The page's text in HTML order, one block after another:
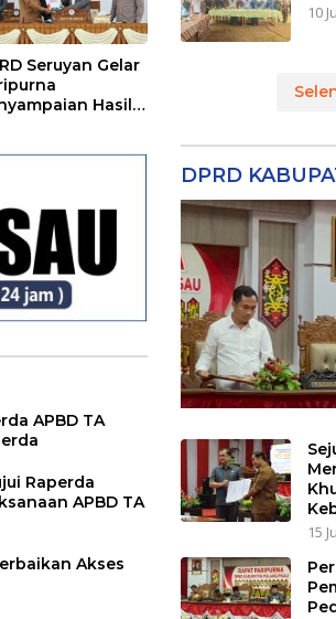
Seruyan Gelar
Hasil
APBD TA
Raperda
APBD TA
Akses
10
DPRD
15